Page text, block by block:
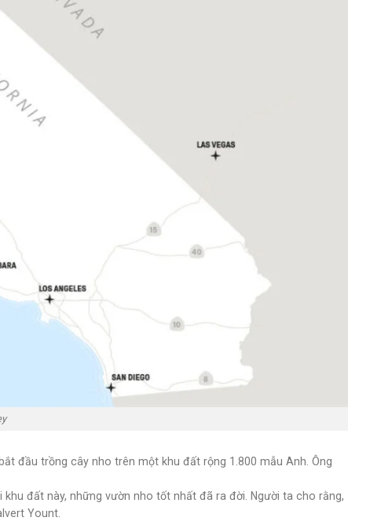
đầu trồng cây nho trên một khu đất rộng 1.800 mẫu Anh. Ông
đất này, những vườn nho tốt nhất đã ra đời. Người ta cho rằng,
Yount.